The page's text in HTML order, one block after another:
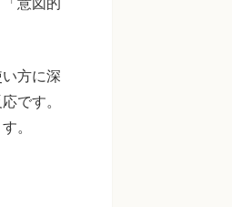
方に深
です。
。